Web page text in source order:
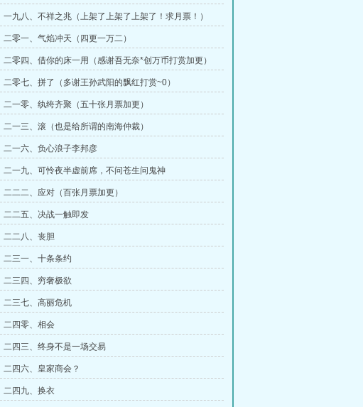
一九八、不祥之兆（上架了上架了上架了！求月票！）
二零一、气焰冲天（四更一万二）
二零四、借你的床一用（感谢吾无奈*创万币打赏加更）
二零七、拼了（多谢王孙武阳的飘红打赏~0）
二一零、纨绔齐聚（五十张月票加更）
二一三、滚（也是给所谓的南海仲裁）
二一六、负心浪子李邦彦
二一九、可怜夜半虚前席，不问苍生问鬼神
二二二、应对（百张月票加更）
二二五、决战一触即发
二二八、丧胆
二三一、十条条约
二三四、穷奢极欲
二三七、高丽危机
二四零、相会
二四三、终身不是一场交易
二四六、皇家商会？
二四九、换衣